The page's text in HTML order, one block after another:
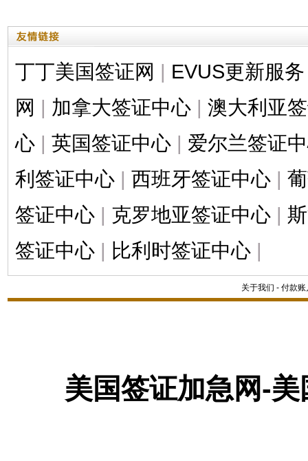
丁丁美国签证网 | EVUS更新服务
网 | 加拿大签证中心 | 澳大利亚
心 | 英国签证中心 | 爱尔兰签证
利签证中心 | 西班牙签证中心 |
签证中心 | 克罗地亚签证中心 |
签证中心 | 比利时签证中心 |
关于我们 - 付款账
美国签证加急网-